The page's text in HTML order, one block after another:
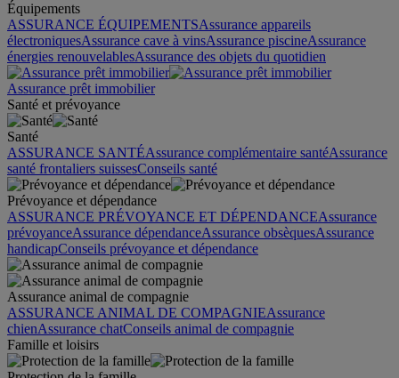
Équipements
ASSURANCE ÉQUIPEMENTSAssurance appareils
électroniquesAssurance cave à vinsAssurance piscineAssurance
énergies renouvelablesAssurance des objets du quotidien
Assurance prêt immobilier
Santé et prévoyance
Santé
ASSURANCE SANTÉAssurance complémentaire santéAssurance
santé frontaliers suissesConseils santé
Prévoyance et dépendance
ASSURANCE PRÉVOYANCE ET DÉPENDANCEAssurance
prévoyanceAssurance dépendanceAssurance obsèquesAssurance
handicapConseils prévoyance et dépendance
Assurance animal de compagnie
ASSURANCE ANIMAL DE COMPAGNIEAssurance
chienAssurance chatConseils animal de compagnie
Famille et loisirs